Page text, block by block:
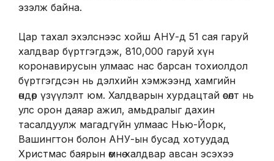
эзэлж байна.
Цар тахал эхэлснээс хойш АНУ-д 51 сая гаруй
халдвар бүртгэгдэж, 810,000 гаруй хүн
коронавирусын улмаас нас барсан тохиолдол
бүртгэгдсэн нь дэлхийн хэмжээнд хамгийн
өндөр үзүүлэлт юм. Халдварын хурдацтай өсөлт нь
улс орон даяар ажил, амьдралыг дахин
тасалдуулж магадгүйн улмаас Нью-Йорк,
Вашингтон болон АНУ-ын бусад хотуудад
Христмас баярын өмнө халдвар авсан эсэхээ